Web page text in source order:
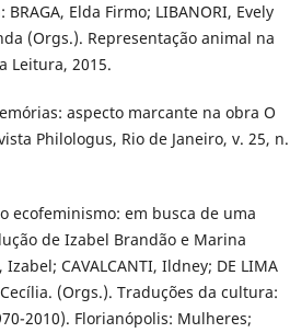
Elda Firmo; LIBANORI, Evely
(Orgs.). Representação animal na
Leitura, 2015.
aspecto marcante na obra O
Philologus, Rio de Janeiro, v. 25, n.
ecofeminismo: em busca de uma
de Izabel Brandão e Marina
CAVALCANTI, Ildney; DE LIMA
(Orgs.). Traduções da cultura:
2010). Florianópolis: Mulheres;